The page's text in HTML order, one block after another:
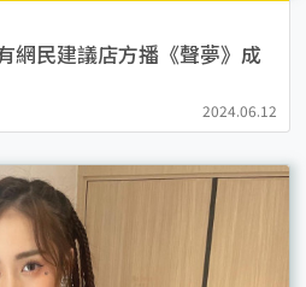
網民建議店方播《聲夢》成
2024.06.12